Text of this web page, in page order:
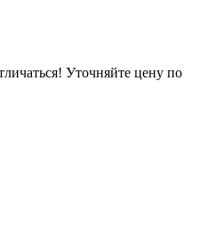
Уточняйте цену по